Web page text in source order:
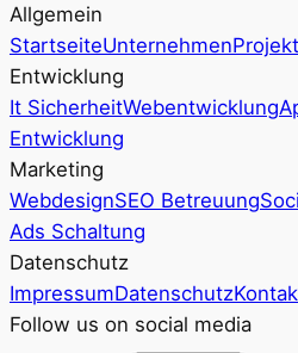
Allgemein
StartseiteUnternehmen
Entwicklung
It SicherheitWebentwicklung
Entwicklung
Marketing
WebdesignSEO Betreuung
Ads Schaltung
Datenschutz
ImpressumDatenschutz
Follow us on social media